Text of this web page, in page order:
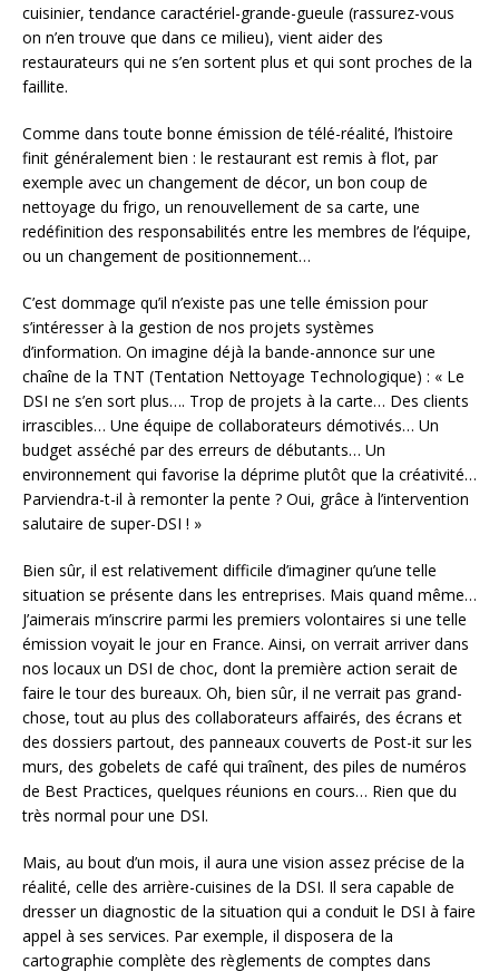
cuisinier, tendance caractériel-grande-gueule (rassurez-vous
on n’en trouve que dans ce milieu), vient aider des
restaurateurs qui ne s’en sortent plus et qui sont proches de la
faillite.
Comme dans toute bonne émission de télé-réalité, l’histoire
finit généralement bien : le restaurant est remis à flot, par
exemple avec un changement de décor, un bon coup de
nettoyage du frigo, un renouvellement de sa carte, une
redéfinition des responsabilités entre les membres de l’équipe,
ou un changement de positionnement…
C’est dommage qu’il n’existe pas une telle émission pour
s’intéresser à la gestion de nos projets systèmes
d’information. On imagine déjà la bande-annonce sur une
chaîne de la TNT (Tentation Nettoyage Technologique) : « Le
DSI ne s’en sort plus…. Trop de projets à la carte… Des clients
irrascibles… Une équipe de collaborateurs démotivés… Un
budget asséché par des erreurs de débutants… Un
environnement qui favorise la déprime plutôt que la créativité…
Parviendra-t-il à remonter la pente ? Oui, grâce à l’intervention
salutaire de super-DSI ! »
Bien sûr, il est relativement difficile d’imaginer qu’une telle
situation se présente dans les entreprises. Mais quand même…
J’aimerais m’inscrire parmi les premiers volontaires si une telle
émission voyait le jour en France. Ainsi, on verrait arriver dans
nos locaux un DSI de choc, dont la première action serait de
faire le tour des bureaux. Oh, bien sûr, il ne verrait pas grand-
chose, tout au plus des collaborateurs affairés, des écrans et
des dossiers partout, des panneaux couverts de Post-it sur les
murs, des gobelets de café qui traînent, des piles de numéros
de Best Practices, quelques réunions en cours… Rien que du
très normal pour une DSI.
Mais, au bout d’un mois, il aura une vision assez précise de la
réalité, celle des arrière-cuisines de la DSI. Il sera capable de
dresser un diagnostic de la situation qui a conduit le DSI à faire
appel à ses services. Par exemple, il disposera de la
cartographie complète des règlements de comptes dans